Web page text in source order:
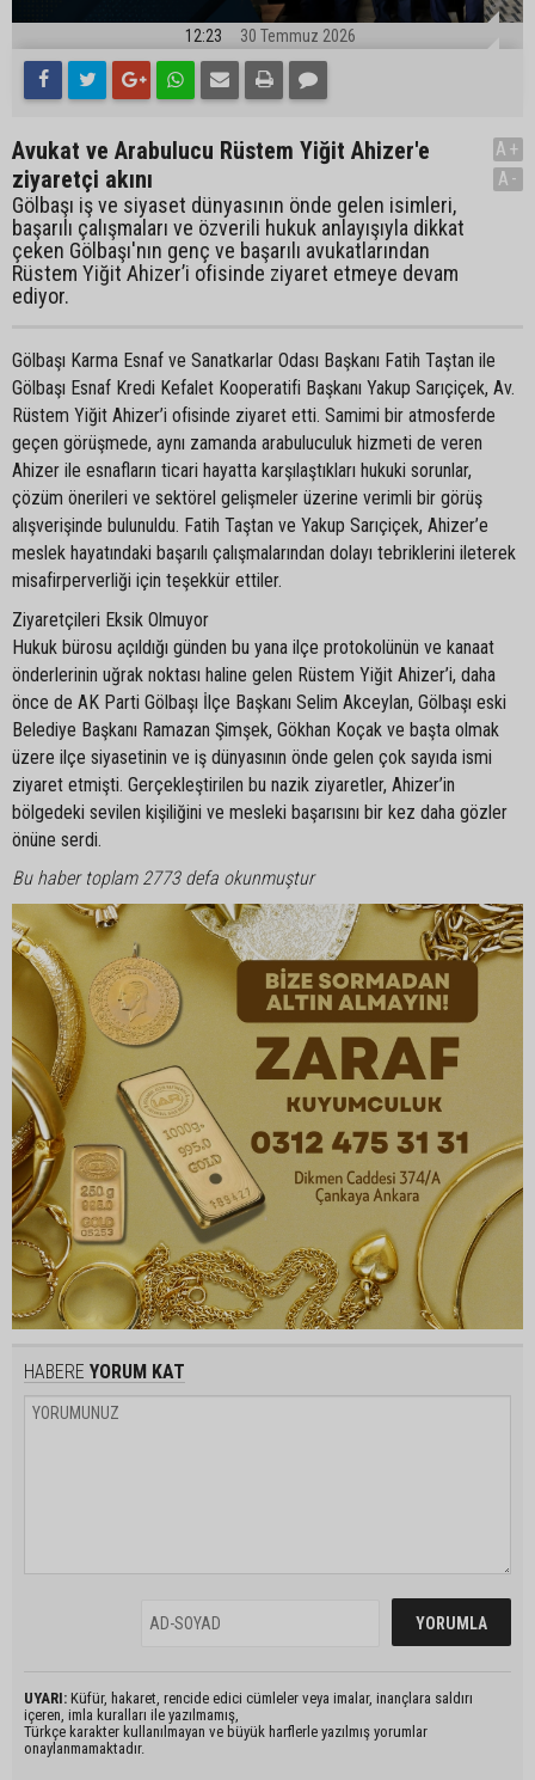
12:23 30 Temmuz 2026
Avukat ve Arabulucu Rüstem Yiğit Ahizer'e
ziyaretçi akını
Gölbaşı iş ve siyaset dünyasının önde gelen isimleri,
başarılı çalışmaları ve özverili hukuk anlayışıyla dikkat
çeken Gölbaşı'nın genç ve başarılı avukatlarından
Rüstem Yiğit Ahizer’i ofisinde ziyaret etmeye devam
ediyor.
A+
A-
Gölbaşı Karma Esnaf ve Sanatkarlar Odası Başkanı Fatih Taştan ile
Gölbaşı Esnaf Kredi Kefalet Kooperatifi Başkanı Yakup Sarıçiçek, Av.
Rüstem Yiğit Ahizer’i ofisinde ziyaret etti. Samimi bir atmosferde
geçen görüşmede, aynı zamanda arabuluculuk hizmeti de veren
Ahizer ile esnafların ticari hayatta karşılaştıkları hukuki sorunlar,
çözüm önerileri ve sektörel gelişmeler üzerine verimli bir görüş
alışverişinde bulunuldu. Fatih Taştan ve Yakup Sarıçiçek, Ahizer’e
meslek hayatındaki başarılı çalışmalarından dolayı tebriklerini ileterek
misafirperverliği için teşekkür ettiler.
Ziyaretçileri Eksik Olmuyor
Hukuk bürosu açıldığı günden bu yana ilçe protokolünün ve kanaat
önderlerinin uğrak noktası haline gelen Rüstem Yiğit Ahizer’i, daha
önce de AK Parti Gölbaşı İlçe Başkanı Selim Akceylan, Gölbaşı eski
Belediye Başkanı Ramazan Şimşek, Gökhan Koçak ve başta olmak
üzere ilçe siyasetinin ve iş dünyasının önde gelen çok sayıda ismi
ziyaret etmişti. Gerçekleştirilen bu nazik ziyaretler, Ahizer’in
bölgedeki sevilen kişiliğini ve mesleki başarısını bir kez daha gözler
önüne serdi.
Bu haber toplam 2773 defa okunmuştur
HABERE YORUM KAT
UYARI: Küfür, hakaret, rencide edici cümleler veya imalar, inançlara saldırı
içeren, imla kuralları ile yazılmamış,
Türkçe karakter kullanılmayan ve büyük harflerle yazılmış yorumlar
onaylanmamaktadır.